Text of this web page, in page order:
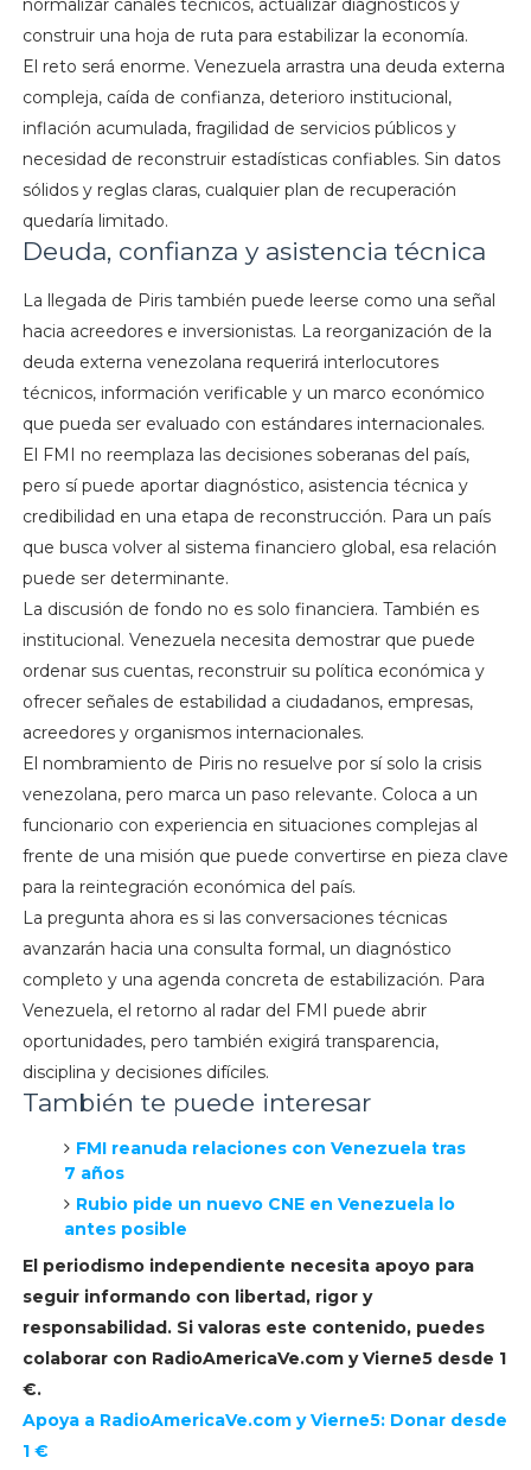
normalizar canales técnicos, actualizar diagnósticos y
construir una hoja de ruta para estabilizar la economía.
El reto será enorme. Venezuela arrastra una deuda externa
compleja, caída de confianza, deterioro institucional,
inflación acumulada, fragilidad de servicios públicos y
necesidad de reconstruir estadísticas confiables. Sin datos
sólidos y reglas claras, cualquier plan de recuperación
quedaría limitado.
Deuda, confianza y asistencia técnica
La llegada de Piris también puede leerse como una señal
hacia acreedores e inversionistas. La reorganización de la
deuda externa venezolana requerirá interlocutores
técnicos, información verificable y un marco económico
que pueda ser evaluado con estándares internacionales.
El FMI no reemplaza las decisiones soberanas del país,
pero sí puede aportar diagnóstico, asistencia técnica y
credibilidad en una etapa de reconstrucción. Para un país
que busca volver al sistema financiero global, esa relación
puede ser determinante.
La discusión de fondo no es solo financiera. También es
institucional. Venezuela necesita demostrar que puede
ordenar sus cuentas, reconstruir su política económica y
ofrecer señales de estabilidad a ciudadanos, empresas,
acreedores y organismos internacionales.
El nombramiento de Piris no resuelve por sí solo la crisis
venezolana, pero marca un paso relevante. Coloca a un
funcionario con experiencia en situaciones complejas al
frente de una misión que puede convertirse en pieza clave
para la reintegración económica del país.
La pregunta ahora es si las conversaciones técnicas
avanzarán hacia una consulta formal, un diagnóstico
completo y una agenda concreta de estabilización. Para
Venezuela, el retorno al radar del FMI puede abrir
oportunidades, pero también exigirá transparencia,
disciplina y decisiones difíciles.
También te puede interesar
FMI reanuda relaciones con Venezuela tras
7 años
Rubio pide un nuevo CNE en Venezuela lo
antes posible
El periodismo independiente necesita apoyo para
seguir informando con libertad, rigor y
responsabilidad. Si valoras este contenido, puedes
colaborar con RadioAmericaVe.com yVierne5 desde 1
€.
Apoya a RadioAmericaVe.com y Vierne5: Donar desde
1 €